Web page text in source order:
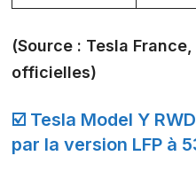
(Source : Tesla
officielles)
☑️ Tesla Model Y
par la version LFP à